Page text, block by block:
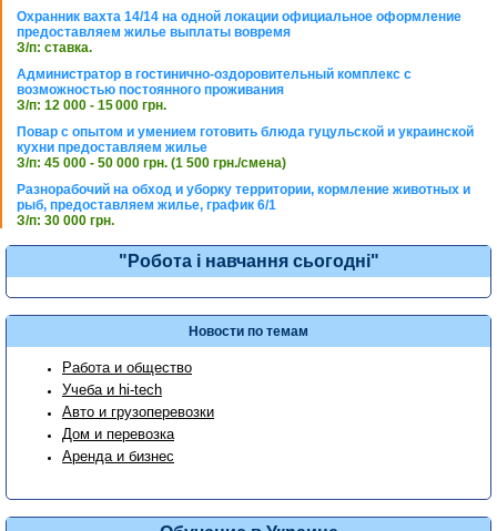
Охранник вахта 14/14 на одной локации официальное оформление
предоставляем жилье выплаты вовремя
З/п: ставка.
Администратор в гостинично-оздоровительный комплекс с
возможностью постоянного проживания
З/п: 12 000 - 15 000 грн.
Повар с опытом и умением готовить блюда гуцульской и украинской
кухни предоставляем жилье
З/п: 45 000 - 50 000 грн. (1 500 грн./смена)
Разнорабочий на обход и уборку территории, кормление животных и
рыб, предоставляем жилье, график 6/1
З/п: 30 000 грн.
"Робота і навчання сьогодні"
Новости по темам
Работа и общество
Учеба и hi-tech
Авто и грузоперевозки
Дом и перевозка
Аренда и бизнес